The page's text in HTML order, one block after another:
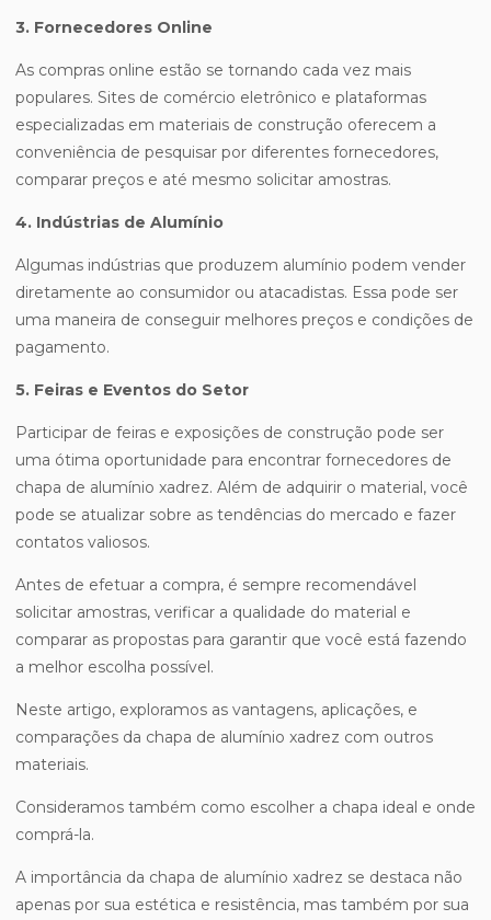
3. Fornecedores Online
As compras online estão se tornando cada vez mais
populares. Sites de comércio eletrônico e plataformas
especializadas em materiais de construção oferecem a
conveniência de pesquisar por diferentes fornecedores,
comparar preços e até mesmo solicitar amostras.
4. Indústrias de Alumínio
Algumas indústrias que produzem alumínio podem vender
diretamente ao consumidor ou atacadistas. Essa pode ser
uma maneira de conseguir melhores preços e condições de
pagamento.
5. Feiras e Eventos do Setor
Participar de feiras e exposições de construção pode ser
uma ótima oportunidade para encontrar fornecedores de
chapa de alumínio xadrez. Além de adquirir o material, você
pode se atualizar sobre as tendências do mercado e fazer
contatos valiosos.
Antes de efetuar a compra, é sempre recomendável
solicitar amostras, verificar a qualidade do material e
comparar as propostas para garantir que você está fazendo
a melhor escolha possível.
Neste artigo, exploramos as vantagens, aplicações, e
comparações da chapa de alumínio xadrez com outros
materiais.
Consideramos também como escolher a chapa ideal e onde
comprá-la.
A importância da chapa de alumínio xadrez se destaca não
apenas por sua estética e resistência, mas também por sua